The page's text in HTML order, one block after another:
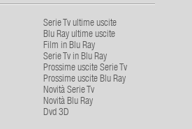
Serie Tv ultime uscite
Blu Ray ultime uscite
Film in Blu Ray
Serie Tv in Blu Ray
Prossime uscite Serie Tv
Prossime uscite Blu Ray
Novità Serie Tv
Novità Blu Ray
Dvd 3D